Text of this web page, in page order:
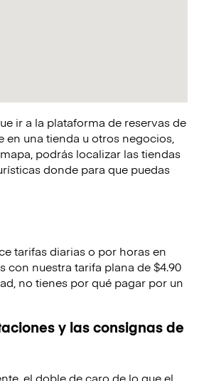
ir a la plataforma de reservas de
una tienda u otros negocios,
podrás localizar las tiendas
donde para que puedas
tarifas diarias o por horas en
con nuestra tarifa plana de $4.90
no tienes por qué pagar por un
y las consignas de
el doble de caro de lo que el